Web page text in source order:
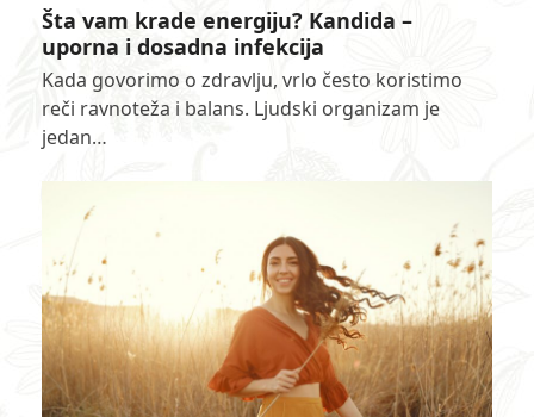
Šta vam krade energiju? Kandida –
uporna i dosadna infekcija
Kada govorimo o zdravlju, vrlo često koristimo
reči ravnoteža i balans. Ljudski organizam je
jedan…